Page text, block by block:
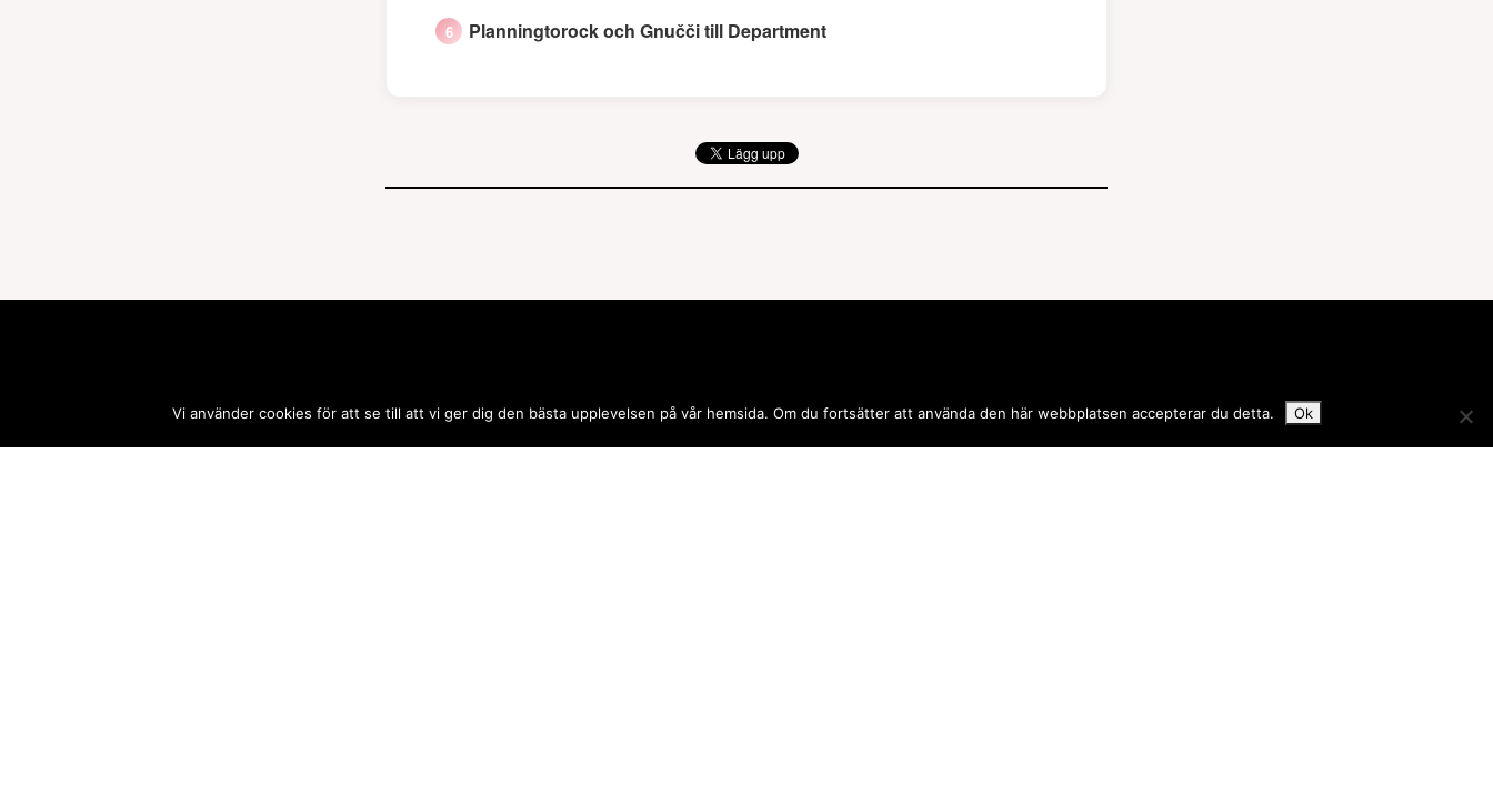
Planningtorock och Gnučči till Department
Vi använder cookies för att se till att vi ger dig den bästa upplevelsen på vår hemsida. Om du fortsätter att använda den här webbplatsen accepterar du detta. Ok